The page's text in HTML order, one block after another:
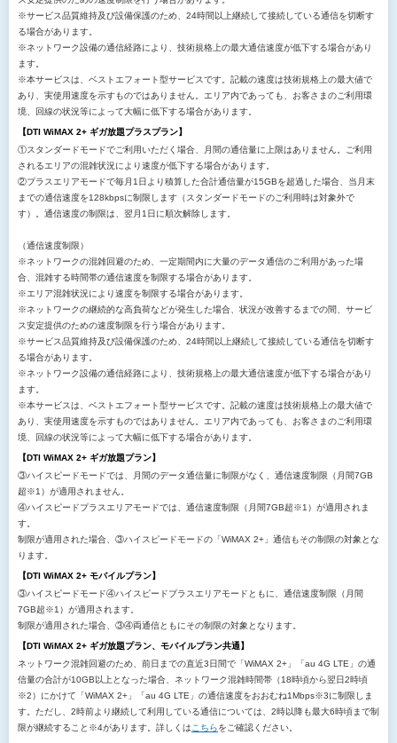
※サービス品質維持及び設備保護のため、24時間以上継続して接続している通信を切断す
る場合があります。
※ネットワーク設備の通信経路により、技術規格上の最大通信速度が低下する場合があり
ます。
※本サービスは、ベストエフォート型サービスです。記載の速度は技術規格上の最大値で
あり、実使用速度を示すものではありません。エリア内であっても、お客さまのご利用環
境、回線の状況等によって大幅に低下する場合があります。
【DTI WiMAX 2+ ギガ放題プラスプラン】
①スタンダードモードでご利用いただく場合、月間の通信量に上限はありません。ご利用
されるエリアの混雑状況により速度が低下する場合があります。
②プラスエリアモードで毎月1日より積算した合計通信量が15GBを超過した場合、当月末
までの通信速度を128kbpsに制限します（スタンダードモードのご利用時は対象外で
す）。通信速度の制限は、翌月1日に順次解除します。
（通信速度制限）
※ネットワークの混雑回避のため、一定期間内に大量のデータ通信のご利用があった場
合、混雑する時間帯の通信速度を制限する場合があります。
※エリア混雑状況により速度を制限する場合があります。
※ネットワークの継続的な高負荷などが発生した場合、状況が改善するまでの間、サービ
ス安定提供のための速度制限を行う場合があります。
※サービス品質維持及び設備保護のため、24時間以上継続して接続している通信を切断す
る場合があります。
※ネットワーク設備の通信経路により、技術規格上の最大通信速度が低下する場合があり
ます。
※本サービスは、ベストエフォート型サービスです。記載の速度は技術規格上の最大値で
あり、実使用速度を示すものではありません。エリア内であっても、お客さまのご利用環
境、回線の状況等によって大幅に低下する場合があります。
【DTI WiMAX 2+ ギガ放題プラン】
③ハイスピードモードでは、月間のデータ通信量に制限がなく、通信速度制限（月間7GB
超※1）が適用されません。
④ハイスピードプラスエリアモードでは、通信速度制限（月間7GB超※1）が適用されま
す。
制限が適用された場合、③ハイスピードモードの「WiMAX 2+」通信もその制限の対象とな
ります。
【DTI WiMAX 2+ モバイルプラン】
③ハイスピードモード④ハイスピードプラスエリアモードともに、通信速度制限（月間
7GB超※1）が適用されます。
制限が適用された場合、③④両通信ともにその制限の対象となります。
【DTI WiMAX 2+ ギガ放題プラン、モバイルプラン共通】
ネットワーク混雑回避のため、前日までの直近3日間で「WiMAX 2+」「au 4G LTE」の通
信量の合計が10GB以上となった場合、ネットワーク混雑時間帯（18時頃から翌日2時頃
※2）にかけて「WiMAX 2+」「au 4G LTE」の通信速度をおおむね1Mbps※3に制限しま
す。ただし、2時前より継続して利用している通信については、2時以降も最大6時頃まで制
限が継続すること※4があります。詳しくは こちらをご確認ください。